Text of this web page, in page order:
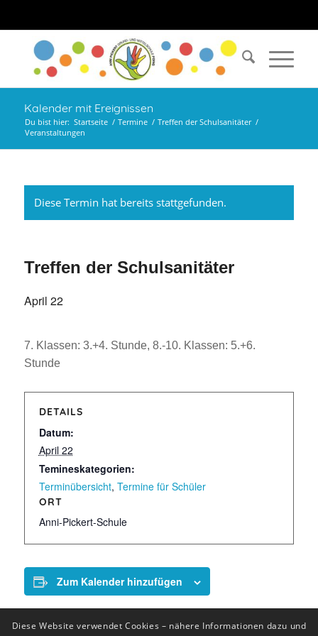
Kalender mit Ereignissen
Du bist hier: Startseite / Termine / Treffen der Schulsanitäter /
Veranstaltungen
Diese Termin hat bereits stattgefunden.
Treffen der Schulsanitäter
April 22
7. Klassen: 3.+4. Stunde, 8.-10. Klassen: 5.+6.
Stunde
DETAILS
Datum:
April 22
Temineskategorien:
Terminübersicht, Termine für Schüler
ORT
Anni-Pickert-Schule
Zum Kalender hinzufügen
Diese Website verwendet Cookies – nähere Informationen dazu und